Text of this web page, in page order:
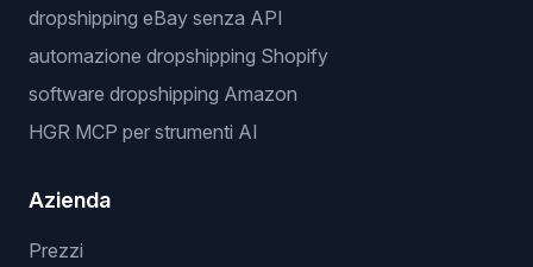
dropshipping eBay senza API
automazione dropshipping Shopify
software dropshipping Amazon
HGR MCP per strumenti AI
Azienda
Prezzi